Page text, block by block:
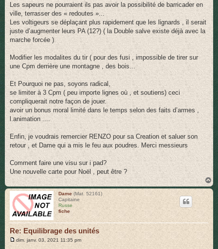
Les sapeurs ne pourraient ils pas avoir la possibilité de barricader en
ville, terrasser des « redoutes »...
Les voltigeurs se déplaçant plus rapidement que les lignards , il serait
juste d’augmenter leurs PA (12?) ( la Double salve existe déjà avec la
marche forcée )
Modifier les modalites du tir ( pour des fusi , impossible de tirer sur
une Cpm derrière une montagne , des bois...
Et Pourquoi ne pas, soyons radical,
se limiter à 3 Cpm ( peu importe lignes où , et soutiens) ceci
compliquerait notre façon de jouer.
avoir un bonus moral limité dans le temps selon des faits d’armes ,
l.animation ....
Enfin, je voudrais remercier RENZO pour sa Creation et saluer son
retour , et Dame qui a mis le feu aux poudres. Merci messieurs
Comment faire une visu sur i pad?
Une nouvelle carte pour Noël , peut être ?
a
u
Dame (Mat. 52161)
Capitaine
Russe
fiche
Re: Equilibrage des unités
Mdim. janv. 03, 2021 11:35 pm